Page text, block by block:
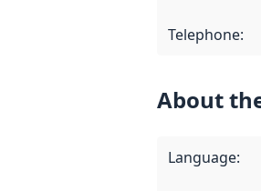
Telephone:
About
Language: